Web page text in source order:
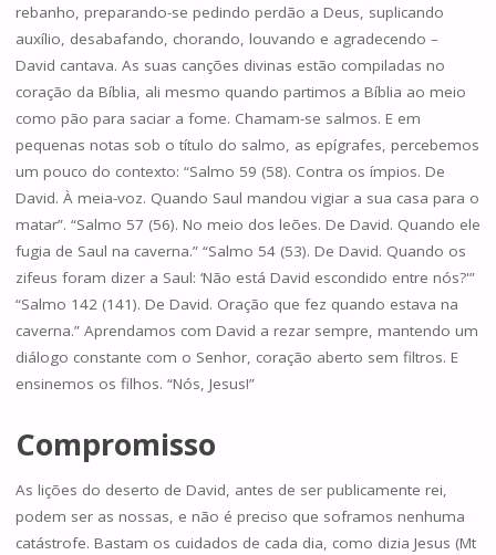
rebanho, preparando-se pedindo perdão a Deus, suplicando
auxílio, desabafando, chorando, louvando e agradecendo –
David cantava. As suas canções divinas estão compiladas no
coração da Bíblia, ali mesmo quando partimos a Bíblia ao meio
como pão para saciar a fome. Chamam-se salmos. E em
pequenas notas sob o título do salmo, as epígrafes, percebemos
um pouco do contexto: “Salmo 59 (58). Contra os ímpios. De
David. À meia-voz. Quando Saul mandou vigiar a sua casa para o
matar”. “Salmo 57 (56). No meio dos leões. De David. Quando ele
fugia de Saul na caverna.” “Salmo 54 (53). De David. Quando os
zifeus foram dizer a Saul: ‘Não está David escondido entre nós?'”
“Salmo 142 (141). De David. Oração que fez quando estava na
caverna.” Aprendamos com David a rezar sempre, mantendo um
diálogo constante com o Senhor, coração aberto sem filtros. E
ensinemos os filhos. “Nós, Jesus!”
Compromisso
As lições do deserto de David, antes de ser publicamente rei,
podem ser as nossas, e não é preciso que soframos nenhuma
catástrofe. Bastam os cuidados de cada dia, como dizia Jesus (Mt